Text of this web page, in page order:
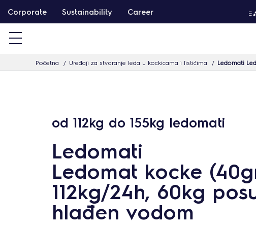
a
Corporate Sustainability Career
Početna Uređaji za stvaranje leda u kockicama i listićima Ledomati
od 112kg do 155kg ledomati
Ledomati
Ledomat kocke
112kg/24h, 60kg
hlađen vodom